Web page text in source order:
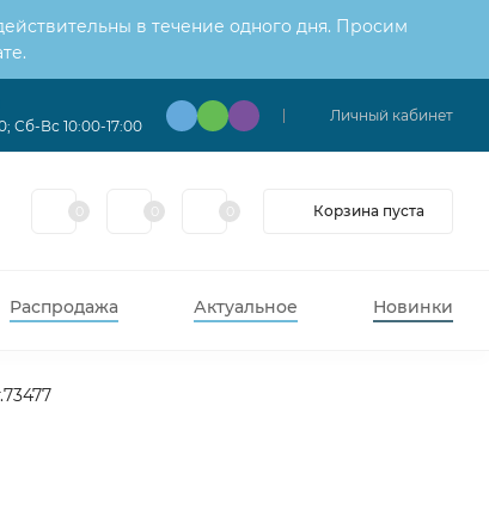
в течение одного дня. Просим
Сб-Вс 10:00-17:00
Личный кабинет
Корзина пуста
Распродажа Актуальное Новинки